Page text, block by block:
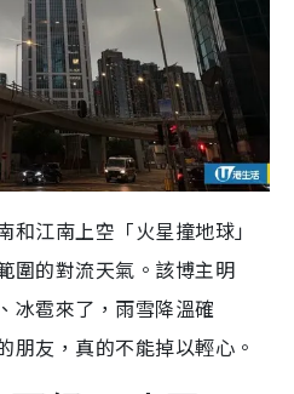
江南上空「火星撞地球」
圍的對流天氣。該博主明
冰雹來了，雨雪降溫確
朋友，真的不能掉以輕心。